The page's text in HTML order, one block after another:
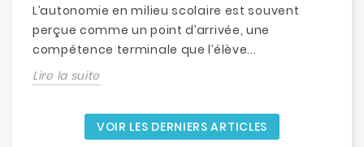
L’autonomie en milieu scolaire est souvent
perçue comme un point d’arrivée, une
compétence terminale que l’élève...
Lire la suite
VOIR LES DERNIERS ARTICLES